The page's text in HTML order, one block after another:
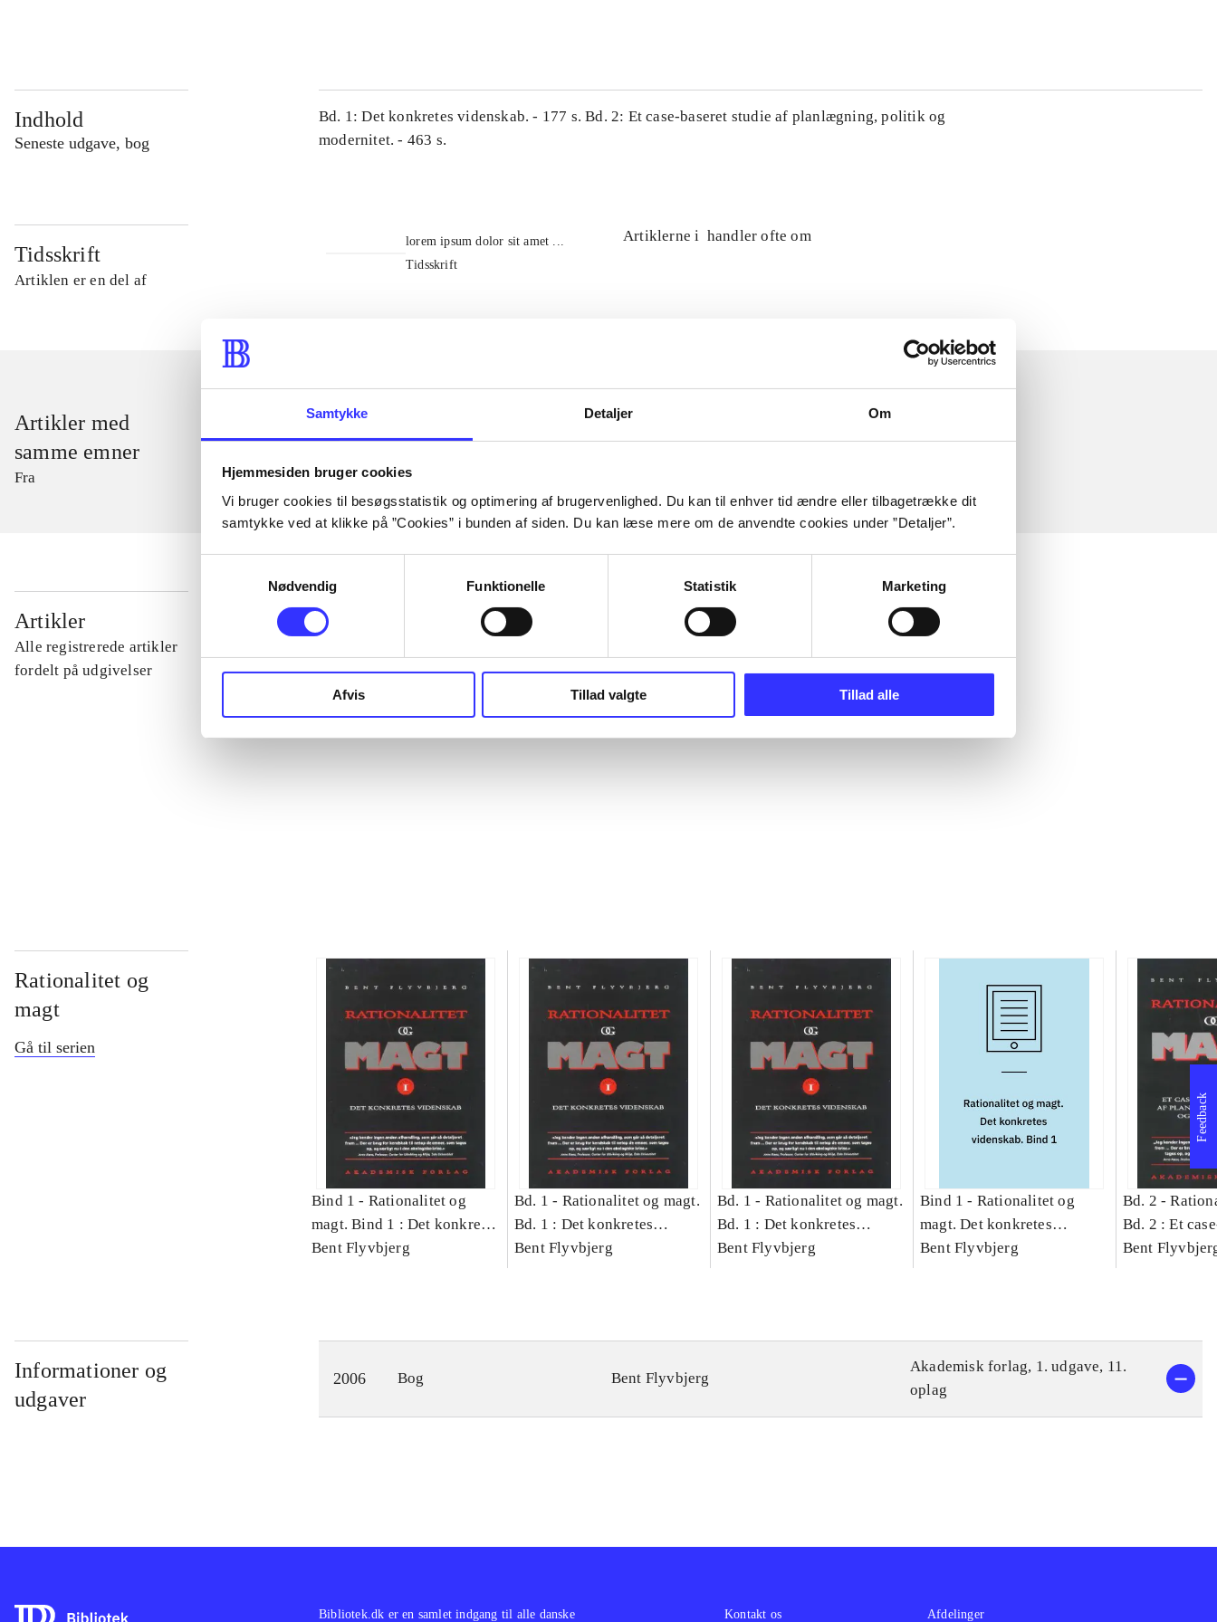
Samtykke Detaljer Om
Hjemmesiden bruger cookies
Vi bruger cookies til besøgsstatistik og optimering af brugervenlighed. Du kan til enhver tid ændre eller tilbagetrække dit
samtykke ved at klikke på ”Cookies” i bunden af siden. Du kan læse mere om de anvendte cookies under ”Detaljer”.
Nødvendig
Funktionelle Statistik Marketing
Afvis Tillad valgte Tillad alle
Indhold
Seneste udgave, bog
Bd. 1: Det konkretes videnskab. - 177 s. Bd. 2: Et case-baseret studie af planlægning, politik og
modernitet. - 463 s.
Tidsskrift
Artiklen er en del af
lorem ipsum dolor sit amet ...
Tidsskrift
Artiklerne i handler ofte om
Artikler med
samme emner
Fra
Artikler
Alle registrerede artikler
fordelt på udgivelser
...
Rationalitet og
magt
Gå til serien
Bind 1 - Rationalitet og
magt. Bind 1 : Det konkretes
videnskab
Bent Flyvbjerg
Bd. 1 - Rationalitet og magt.
Bd. 1 : Det konkretes
videnskab
Bent Flyvbjerg
Bd. 1 - Rationalitet og magt.
Bd. 1 : Det konkretes
videnskab
Bent Flyvbjerg
Bind 1 - Rationalitet og
magt. Det konkretes
videnskab. Bind 1
Bent Flyvbjerg
Bd. 2 -
Bd. 2 : Et
studie af
Bent
Informationer og
udgaver
2006 Bog Bent Flyvbjerg
Akademisk forlag, 1. udgave, 11.
oplag
Feedback
Bibliotek.dk er en samlet indgang til alle danske Kontakt os Afdelinger